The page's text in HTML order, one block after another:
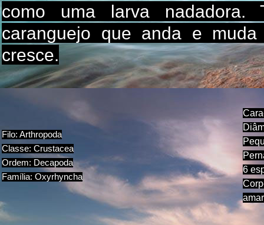
como uma larva nadadora.
caranguejo que anda e
cresce.
Filo: Arthropoda
Classe: Crustacea
Ordem: Decapoda
Família: Oxyrhyncha
6